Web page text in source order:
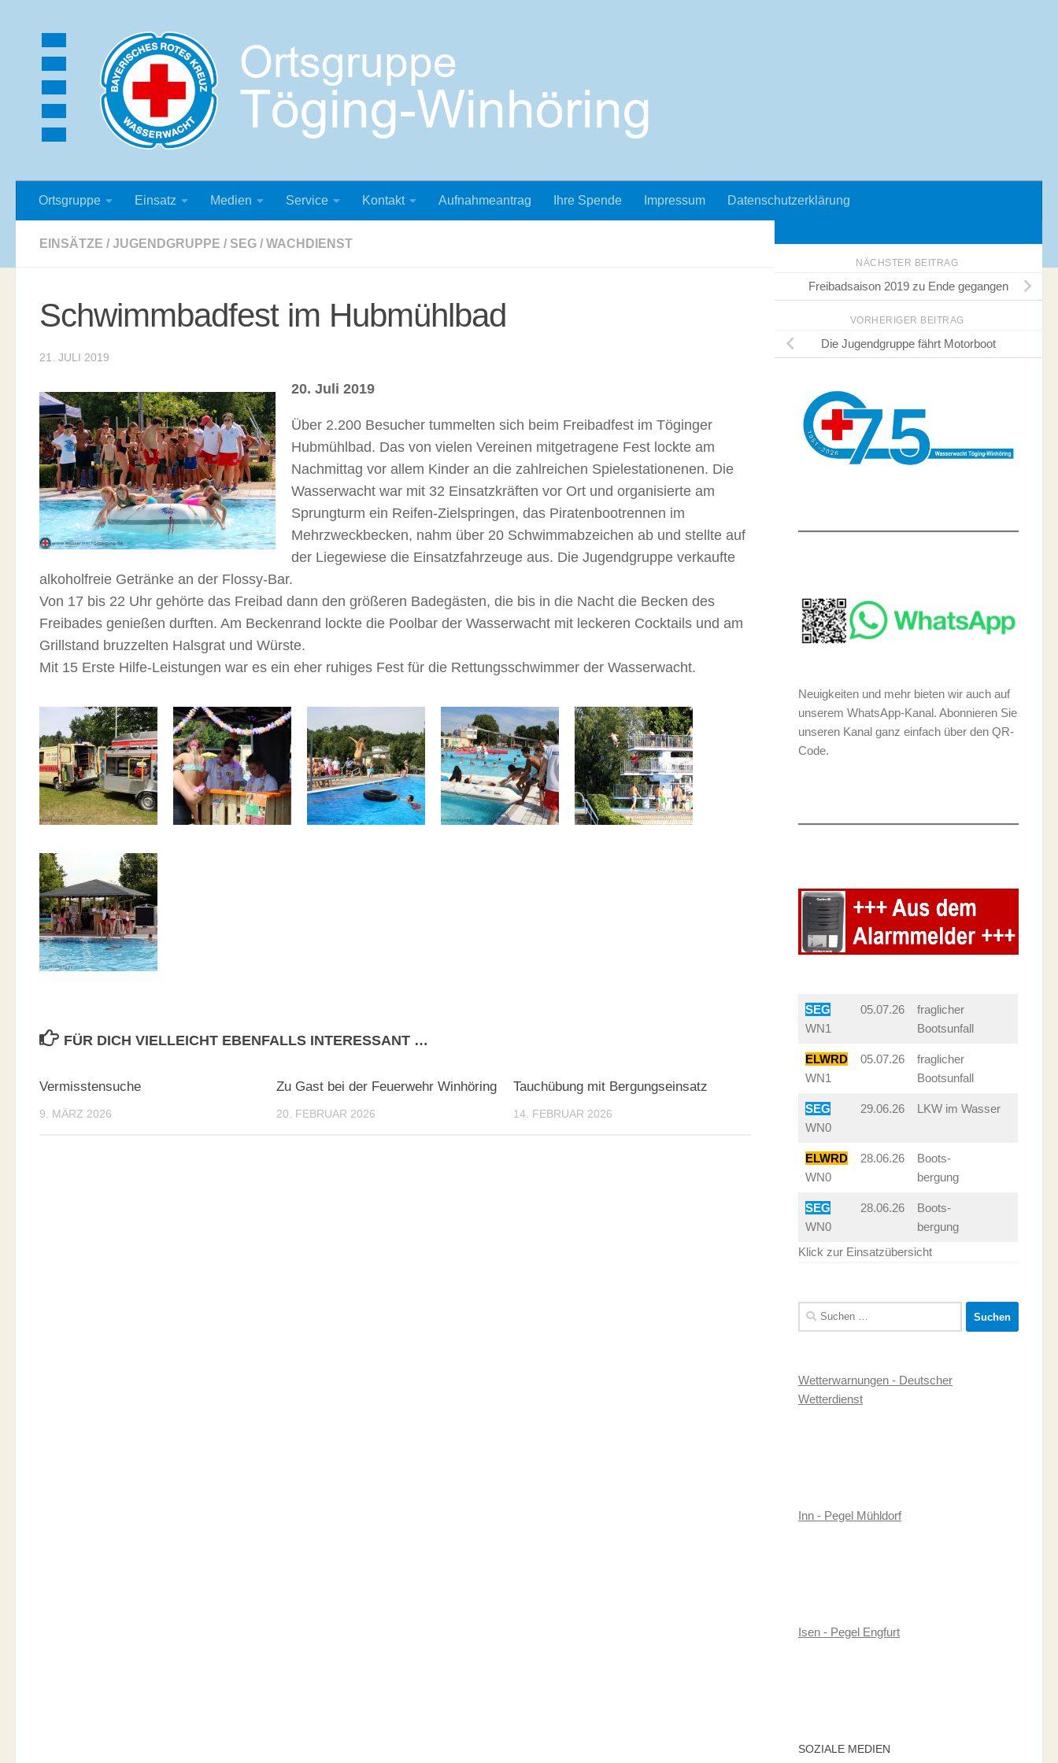
Ortsgruppe Einsatz Medien Service Kontakt Aufnahmeantrag Ihre Spende Impressum Datenschutzerklärung
EINSÄTZE / JUGENDGRUPPE / SEG / WACHDIENST
Schwimmbadfest im Hubmühlbad
21. JULI 2019
20. Juli 2019
Über 2.200 Besucher tummelten sich beim Freibadfest im Töginger
Hubmühlbad. Das von vielen Vereinen mitgetragene Fest lockte am
Nachmittag vor allem Kinder an die zahlreichen Spielestationenen. Die
Wasserwacht war mit 32 Einsatzkräften vor Ort und organisierte am
Sprungturm ein Reifen-Zielspringen, das Piratenbootrennen im
Mehrzweckbecken, nahm über 20 Schwimmabzeichen ab und stellte auf
der Liegewiese die Einsatzfahrzeuge aus. Die Jugendgruppe verkaufte
alkoholfreie Getränke an der Flossy-Bar.
Von 17 bis 22 Uhr gehörte das Freibad dann den größeren Badegästen, die bis in die Nacht die Becken des
Freibades genießen durften. Am Beckenrand lockte die Poolbar der Wasserwacht mit leckeren Cocktails und am
Grillstand bruzzelten Halsgrat und Würste.
Mit 15 Erste Hilfe-Leistungen war es ein eher ruhiges Fest für die Rettungsschwimmer der Wasserwacht.
FÜR DICH VIELLEICHT EBENFALLS INTERESSANT …
Vermisstensuche
9. MÄRZ 2026
Zu Gast bei der Feuerwehr Winhöring
20. FEBRUAR 2026
Tauchübung mit Bergungseinsatz
14. FEBRUAR 2026
NÄCHSTER BEITRAG
Freibadsaison 2019 zu Ende gegangen
VORHERIGER BEITRAG
Die Jugendgruppe fährt Motorboot
Neuigkeiten und mehr bieten wir auch auf
unserem WhatsApp-Kanal. Abonnieren Sie
unseren Kanal ganz einfach über den QR-
Code.
SEG
WN1
05.07.26
fraglicher
Bootsunfall
ELWRD
WN1
05.07.26
fraglicher
Bootsunfall
SEG
WN0
29.06.26 LKW im Wasser
ELWRD
WN0
28.06.26
Boots-
bergung
SEG
WN0
28.06.26
Boots-
bergung
Klick zur Einsatzübersicht
Suchen
nach:
Wetterwarnungen - Deutscher
Wetterdienst
Inn - Pegel Mühldorf
Isen - Pegel Engfurt
SOZIALE MEDIEN